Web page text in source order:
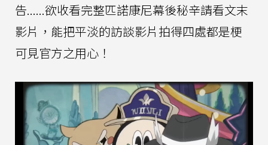
告......欲收看完整匹諾康尼幕後秘辛請看文末
影片，能把平淡的訪談影片拍得四處都是梗
可見官方之用心！